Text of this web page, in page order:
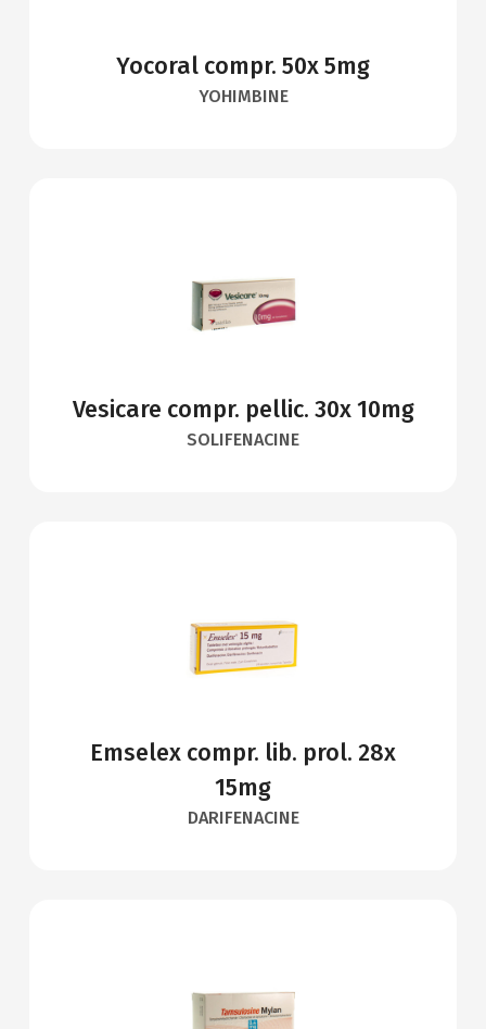
Yocoral compr. 50x 5mg
YOHIMBINE
Vesicare compr. pellic. 30x 10mg
SOLIFENACINE
Emselex compr. lib. prol. 28x
15mg
DARIFENACINE